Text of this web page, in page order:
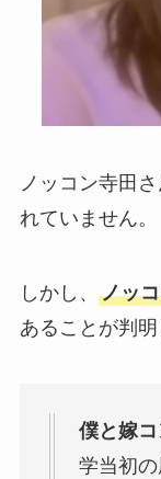
ノッコン寺田
れていません。
しかし、 ノッ
あることが判明
僕と嫁
学当初